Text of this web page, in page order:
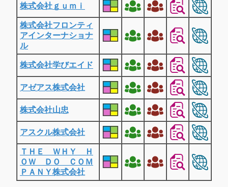
株式会社ｇｕｍｉ
株式会社フロンティ
アインターナショナ
ル
株式会社学びエイド
アゼアス株式会社
株式会社山忠
アスクル株式会社
ＴＨＥ ＷＨＹ Ｈ
ＯＷ ＤＯ ＣＯＭ
ＰＡＮＹ株式会社